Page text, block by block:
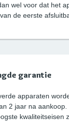
wel voor dat het
de eerste
garantie
apparaten
2 jaar na
kwaliteitseisen